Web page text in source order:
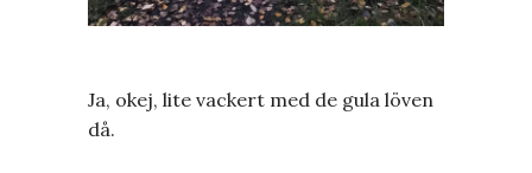
Ja, okej, lite vackert med de gula löven
då.